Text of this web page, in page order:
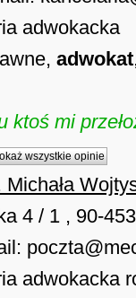
adwokacka
adwokat
ktoś mi
wszystkie opinie
4 / 1 , 90-
adwokacka